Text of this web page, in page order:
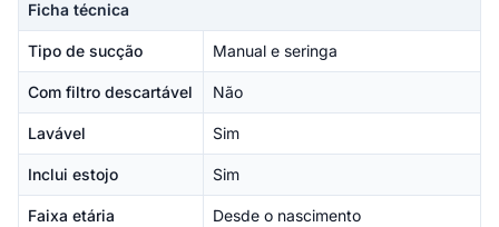
Ficha técnica
Tipo de sucção Manual e seringa
Com filtro descartável Não
Lavável Sim
Inclui estojo Sim
Faixa etária Desde o nascimento